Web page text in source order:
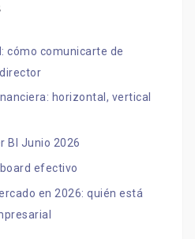
cómo comunicarte de
horizontal, vertical
BI Junio 2026
efectivo
en 2026: quién está